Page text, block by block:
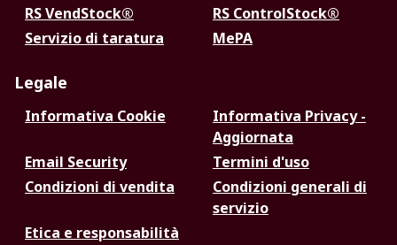
RS VendStock®
RS ControlStock®
Servizio di taratura
MePA
Legale
Informativa Cookie
Informativa Privacy -
Aggiornata
Email Security
Termini d'uso
Condizioni di vendita
Condizioni generali di
servizio
Etica e responsabilità